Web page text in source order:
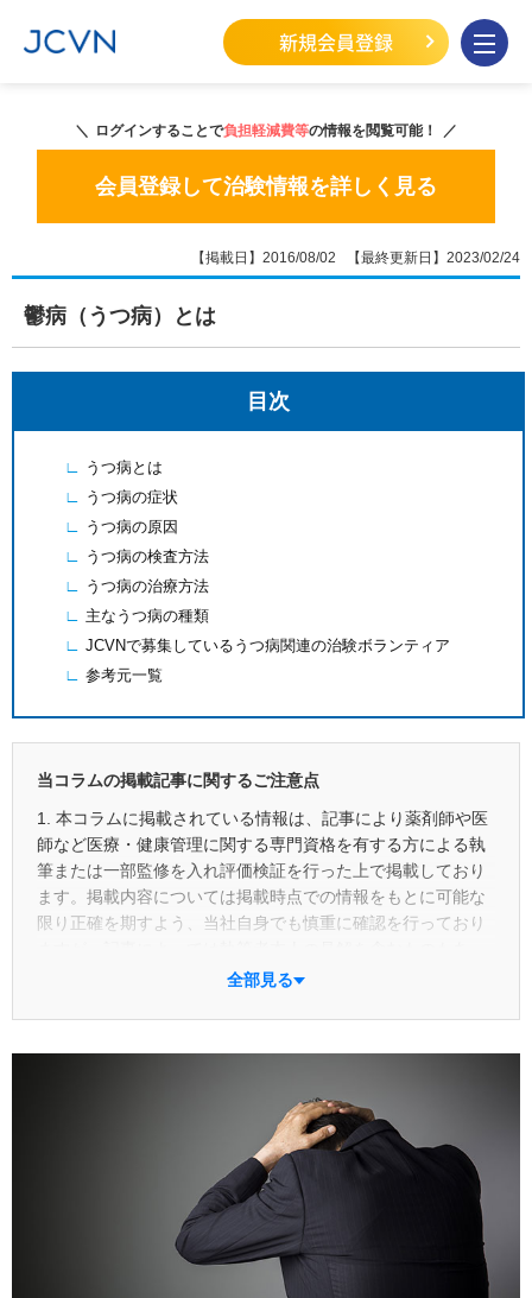
新規会員登録
ログインすることで負担軽減費等の情報を閲覧可能！
会員登録して治験情報を詳しく見る
【掲載日】2016/08/02 【最終更新日】2023/02/24
鬱病（うつ病）とは
目次
うつ病とは
うつ病の症状
うつ病の原因
うつ病の検査方法
うつ病の治療方法
主なうつ病の種類
JCVNで募集しているうつ病関連の治験ボランティア
参考元一覧
当コラムの掲載記事に関するご注意点
1. 本コラムに掲載されている情報は、記事により薬剤師や医
師など医療・健康管理に関する専門資格を有する方による執
筆または一部監修を入れ評価検証を行った上で掲載しており
ます。掲載内容については掲載時点での情報をもとに可能な
限り正確を期すよう、当社自身でも慎重に確認を行っており
り、正確性や最新性あるいは具体的な成果を保証するもので
化等により予告なく記事の修正・更新・削除を行う場合があ
2. 本コラムにおける一般用医薬品に関する情報は、読者や消
費者の皆さまが適切な商品選択を行えるよう支援することを
目的に作成しているものです。また、当該コラムの主な眼目
は「商品」ではなく「成分」にあり、特定商品の広告目的や
誘引を企図したものではありません。併せて、特定の医薬品
メーカーや販売業者から紹介や販売を目的とした報酬などの
対価を受け取っているものでもありません。
全部見る